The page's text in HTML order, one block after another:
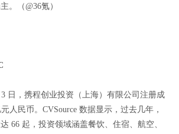
。（@36氪）
日，携程创业投资（上海）有限公司注册成
人民币。CVSource 数据显示，过去几年，
66 起，投资领域涵盖餐饮、住宿、航空、